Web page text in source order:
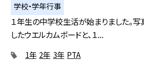
学校・学年行事
１年生の中学校生活が始まりました。
したウエルカムボードと、１...
1年 2年 3年 PTA